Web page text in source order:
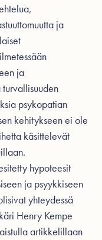
ja
ja
psykopatian
kehitykseen ei ole
käsittelevät
hypoteesit
ja psyykkiseen
yhteydessä
Henry Kempe
artikkelillaan